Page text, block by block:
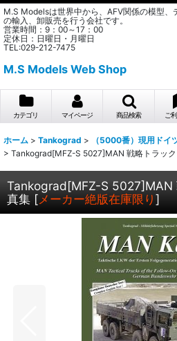
M.S Modelsは世界中から、AFV関係の模型
の輸入、卸販売を行う会社です。
営業時間：9：00～17：00
定休日：日曜日・月曜日
TEL:029-212-7475
M.S Models Web Shop
カテゴリ マイページ 商品検索 ご
ホーム > Tankograd >
（5000番）現用ドイ
> Tankograd[MFZ-S 5027]MAN 戦略トラッ
Tankograd[MFZ-S
真集 [メーカー絶版在庫限り]